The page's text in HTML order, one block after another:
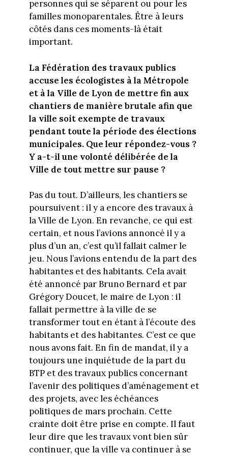
personnes qui se séparent ou pour les
familles monoparentales. Être à leurs
côtés dans ces moments-là était
important.
La Fédération des travaux publics
accuse les écologistes à la Métropole
et à la Ville de Lyon de mettre fin aux
chantiers de manière brutale afin que
la ville soit exempte de travaux
pendant toute la période des élections
municipales. Que leur répondez-vous ?
Y a-t-il une volonté délibérée de la
Ville de tout mettre sur pause ?
Pas du tout. D’ailleurs, les chantiers se
poursuivent : il y a encore des travaux à
la Ville de Lyon. En revanche, ce qui est
certain, et nous l’avions annoncé il y a
plus d’un an, c’est qu’il fallait calmer le
jeu. Nous l’avions entendu de la part des
habitantes et des habitants. Cela avait
été annoncé par Bruno Bernard et par
Grégory Doucet, le maire de Lyon : il
fallait permettre à la ville de se
transformer tout en étant à l’écoute des
habitants et des habitantes. C’est ce que
nous avons fait. En fin de mandat, il y a
toujours une inquiétude de la part du
BTP et des travaux publics concernant
l’avenir des politiques d’aménagement et
des projets, avec les échéances
politiques de mars prochain. Cette
crainte doit être prise en compte. Il faut
leur dire que les travaux vont bien sûr
continuer, que la ville va continuer à se